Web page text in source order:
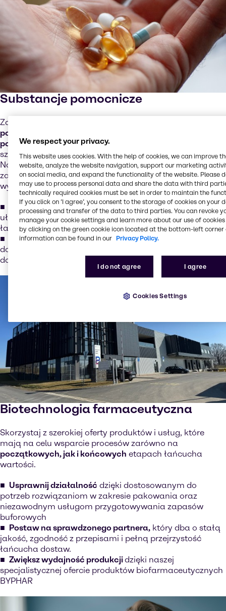
Substancje pomocnicze
Zapraszamy do zapoznania się z naszą bogatą ofertą
podstawowych i specjalistycznych substancji
pomocniczych, przeznaczonych do stosowania w
szerokiej gamie farmaceutycznych postaci dawkowania.
Nasza kompleksowa oferta pozwala usprawnić procesy
zaopatrzeniowe, gwarantując jednocześnie stałą jakość i
wydajność.
Kompleksowa oferta substancji pomocniczych, która
ułatwia zarządzanie dostawcami i zwiększa wydajność
łańcucha dostaw
Profesjonalne wsparcie technicznezapewniane przez
doświadczonych specjalistów z branży, oferujące porady
dostosowane do konkretnych zastosowań
Biotechnologia farmaceutyczna
Skorzystaj z szerokiej oferty produktów i usług, które
mają na celu wsparcie procesów zarówno na
początkowych, jak i końcowych etapach łańcucha
wartości.
Usprawnij działalność dzięki dostosowanym do
potrzeb rozwiązaniom w zakresie pakowania oraz
niezawodnym usługom przygotowywania zapasów
buforowych
Postaw na sprawdzonego partnera, który dba o stałą
jakość, zgodność z przepisami i pełną przejrzystość
łańcucha dostaw.
Zwiększ wydajność produkcjidzięki naszej
specjalistycznej ofercie produktów biofarmaceutycznych
BYPHAR
We respect your privacy.
This website uses cookies. With the help of cookies, we can improve
website, analyze the website navigation, support our marketing
on social media, and expand the functionality of the website. Please
may use to process personal data and share the data with third
technically required cookies must be set in order to maintain the
If you click on ’I agree’, you consent to the storage of cookies on your
processing and transfer of the data to third parties. You can revoke
manage your cookie settings and learn more about our use of cookies
by clicking on the green cookie icon located at the bottom-left corner
information can be found in our Privacy Policy.
I do not agree I agree
Cookies Settings